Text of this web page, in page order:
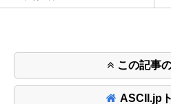
この記事
ASCII.jp